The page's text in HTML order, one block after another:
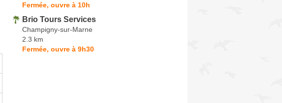
Fermée, ouvre à 10h
Brio Tours Services
Champigny-sur-Marne
2.3 km
Fermée, ouvre à 9h30